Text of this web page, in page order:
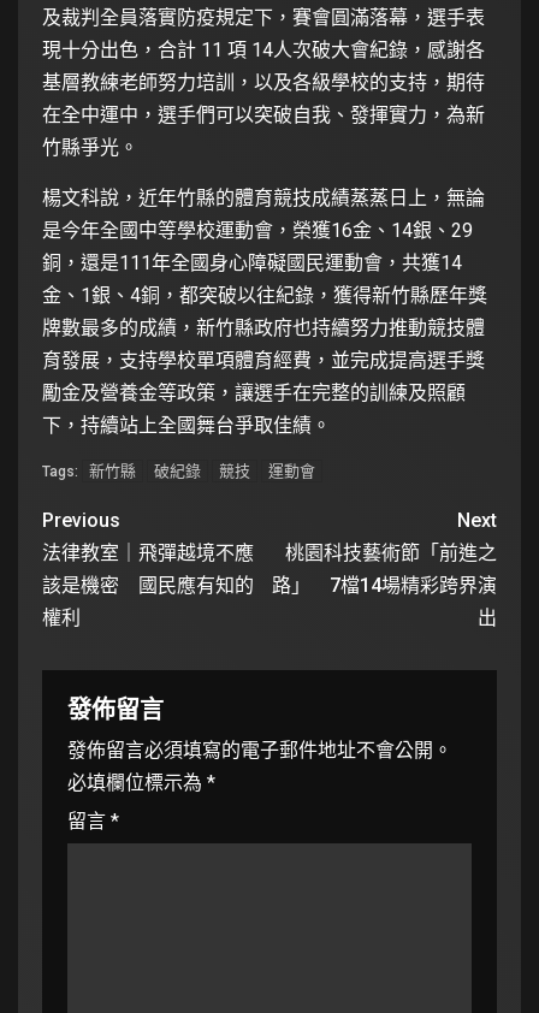
及裁判全員落實防疫規定下，賽會圓滿落幕，選手表
現十分出色，合計 11 項 14人次破大會紀錄，感謝各
基層教練老師努力培訓，以及各級學校的支持，期待
在全中運中，選手們可以突破自我、發揮實力，為新
竹縣爭光。
楊文科說，近年竹縣的體育競技成績蒸蒸日上，無論
是今年全國中等學校運動會，榮獲16金、14銀、29
銅，還是111年全國身心障礙國民運動會，共獲14
金、1銀、4銅，都突破以往紀錄，獲得新竹縣歷年獎
牌數最多的成績，新竹縣政府也持續努力推動競技體
育發展，支持學校單項體育經費，並完成提高選手獎
勵金及營養金等政策，讓選手在完整的訓練及照顧
下，持續站上全國舞台爭取佳績。
Tags: 新竹縣 破紀錄 競技 運動會
Previous
法律教室｜飛彈越境不應
該是機密 國民應有知的
權利
Next
桃園科技藝術節「前進之
路」 7檔14場精彩跨界演
出
發佈留言
發佈留言必須填寫的電子郵件地址不會公開。
必填欄位標示為 *
留言 *